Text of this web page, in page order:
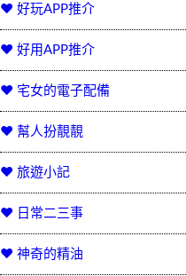
♥ 好玩APP推介
♥ 好用APP推介
♥ 宅女的電子配備
♥ 幫人扮靚靚
♥ 旅遊小記
♥ 日常二三事
♥ 神奇的精油